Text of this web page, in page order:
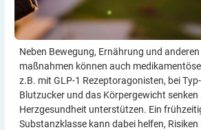
Neben Bewegung, Ernährung und
maßnahmen können auch
z.B. mit GLP-1 Rezeptor­agonisten, bei
Blutzucker und das Körper­gewicht senken
Herzgesundheit unterstützen. Ein
Substanzklasse kann dabei helfen,